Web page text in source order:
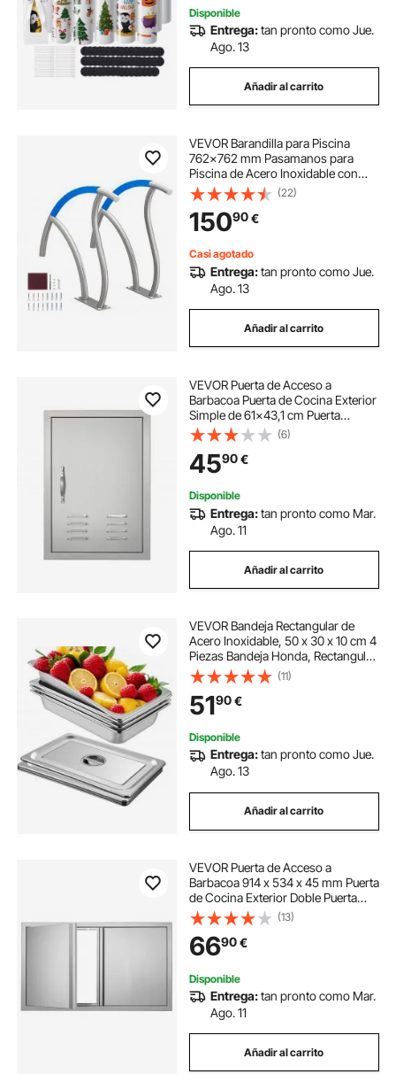
Disponible
Entrega:tan pronto como Jue.
Ago. 13
Añadir al carrito
VEVOR Barandilla para Piscina
762x762 mm Pasamanos para
Piscina de Acero Inoxidable con
Placa Base 2 Piezas Barra de
Seguridad Antioxidante para
Piscinas, Interiores, Exteriores,
Terrazas, Spas
(22)
15090€
Casi agotado
Entrega:tan pronto como Jue.
Ago. 13
Añadir al carrito
VEVOR Puerta de Acceso a
Barbacoa Puerta de Cocina Exterior
Simple de 61x43,1 cm Puerta
Empotrada de Acero Inoxidable con
Manija Empotrada para Isla de
Barbacoa, Estación de Parrilla,
Armario Exterior
(6)
4590€
Disponible
Entrega:tan pronto como Mar.
Ago. 11
Añadir al carrito
VEVOR Bandeja Rectangular de
Acero Inoxidable, 50 x 30 x 10 cm 4
Piezas Bandeja Honda, Rectangular
para Servir, Bandeja Profunda
Bandeja de Acero Inoxidable,
Bandeja para Arroz al Vapor con
Tapas
(11)
5190€
Disponible
Entrega:tan pronto como Jue.
Ago. 13
Añadir al carrito
VEVOR Puerta de Acceso a
Barbacoa 914 x 534 x 45 mm Puerta
de Cocina Exterior Doble Puerta
Empotrada de Acero Inoxidable con
Manija para Isla de Barbacoa,
Estación de Parrilla, Armario
Exterior
(13)
6690€
Disponible
Entrega:tan pronto como Mar.
Ago. 11
Añadir al carrito